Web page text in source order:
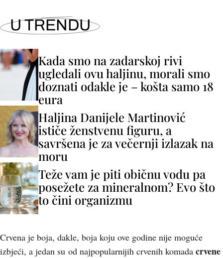
U TRENDU
Kada smo na zadarskoj rivi
ugledali ovu haljinu, morali smo
doznati odakle je – košta samo 18
eura
Haljina Danijele Martinović
ističe ženstvenu figuru, a
savršena je za večernji izlazak na
moru
Teže vam je piti običnu vodu pa
posežete za mineralnom? Evo što
to čini organizmu
Crvena je boja, dakle, boja koju ove godine nije moguće
izbjeći, a jedan su od najpopularnijih crvenih komada crvene